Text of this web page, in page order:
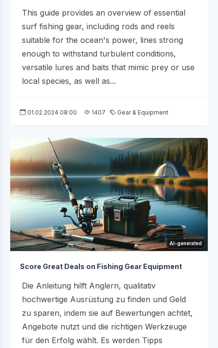
This guide provides an overview of essential
surf fishing gear, including rods and reels
suitable for the ocean's power, lines strong
enough to withstand turbulent conditions,
versatile lures and baits that mimic prey or use
local species, as well as...
01.02.2024 08:00 1407 Gear & Equipment
AI-generated
Score Great Deals on Fishing Gear Equipment
Die Anleitung hilft Anglern, qualitativ
hochwertige Ausrüstung zu finden und Geld
zu sparen, indem sie auf Bewertungen achtet,
Angebote nutzt und die richtigen Werkzeuge
für den Erfolg wählt. Es werden Tipps